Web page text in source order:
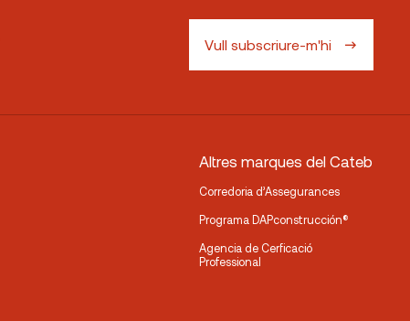
Vull subscriure-m'hi
Altres marques del Cateb
Corredoria d’Assegurances
Programa DAPconstrucción®
Agencia de Cerficació
Professional